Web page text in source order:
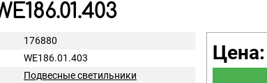
176880
WE186.01.403
Подвесные светильники